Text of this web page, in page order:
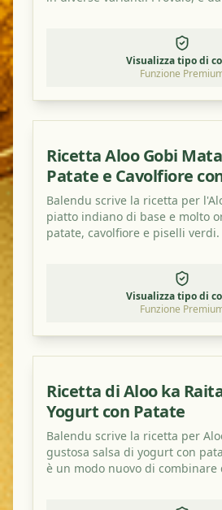
Visualizza tipo di
Funzione
Ricetta Aloo Gobi
Patate e Cavolfiore
Balendu scrive la ricetta per
piatto indiano di base e molto
patate, cavolfiore e piselli verdi.
Visualizza tipo di
Funzione
Ricetta di Aloo ka
Yogurt con Patate
Balendu scrive la ricetta per
gustosa salsa di yogurt con
è un modo nuovo di combinare